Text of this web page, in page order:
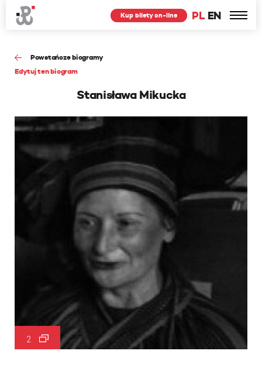
PL EN
Kup bilety on-line
Powstańcze biogramy
Edytuj ten biogram
Stanisława Mikucka
2